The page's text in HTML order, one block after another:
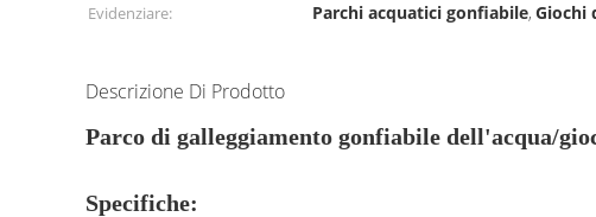
Evidenziare:
Parchi acquatici gonfiabile,Giochi
Descrizione Di Prodotto
Parco di galleggiamento gonfiabile dell'acqua/
Specifiche: